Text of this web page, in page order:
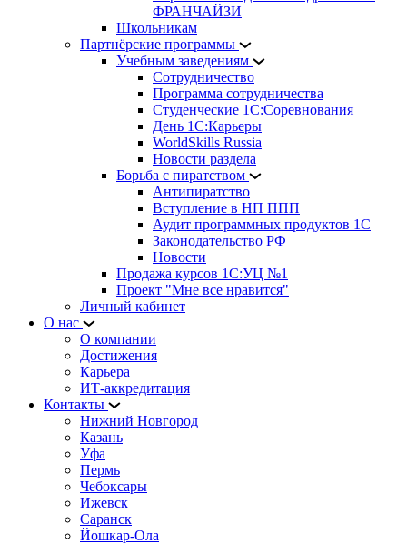
ФРАНЧАЙЗИ
Школьникам
Партнёрские программы
Учебным заведениям
Сотрудничество
Программа сотрудничества
Студенческие 1С:Соревнования
День 1С:Карьеры
WorldSkills Russia
Новости раздела
Борьба с пиратством
Антипиратство
Вступление в НП ППП
Аудит программных продуктов 1С
Законодательство РФ
Новости
Продажа курсов 1С:УЦ №1
Проект "Мне все нравится"
Личный кабинет
О нас
О компании
Достижения
Карьера
ИТ-аккредитация
Контакты
Нижний Новгород
Казань
Уфа
Пермь
Чебоксары
Ижевск
Саранск
Йошкар-Ола